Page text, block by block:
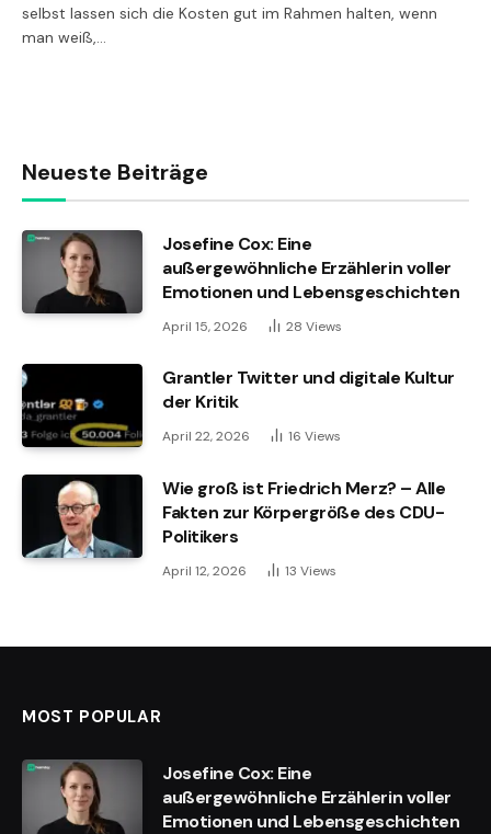
selbst lassen sich die Kosten gut im Rahmen halten, wenn
man weiß,…
Neueste Beiträge
Josefine Cox: Eine
außergewöhnliche Erzählerin voller
Emotionen und Lebensgeschichten
April 15, 2026 28 Views
Grantler Twitter und digitale Kultur
der Kritik
April 22, 2026 16 Views
Wie groß ist Friedrich Merz? – Alle
Fakten zur Körpergröße des CDU-
Politikers
April 12, 2026 13 Views
MOST POPULAR
Josefine Cox: Eine
außergewöhnliche Erzählerin voller
Emotionen und Lebensgeschichten